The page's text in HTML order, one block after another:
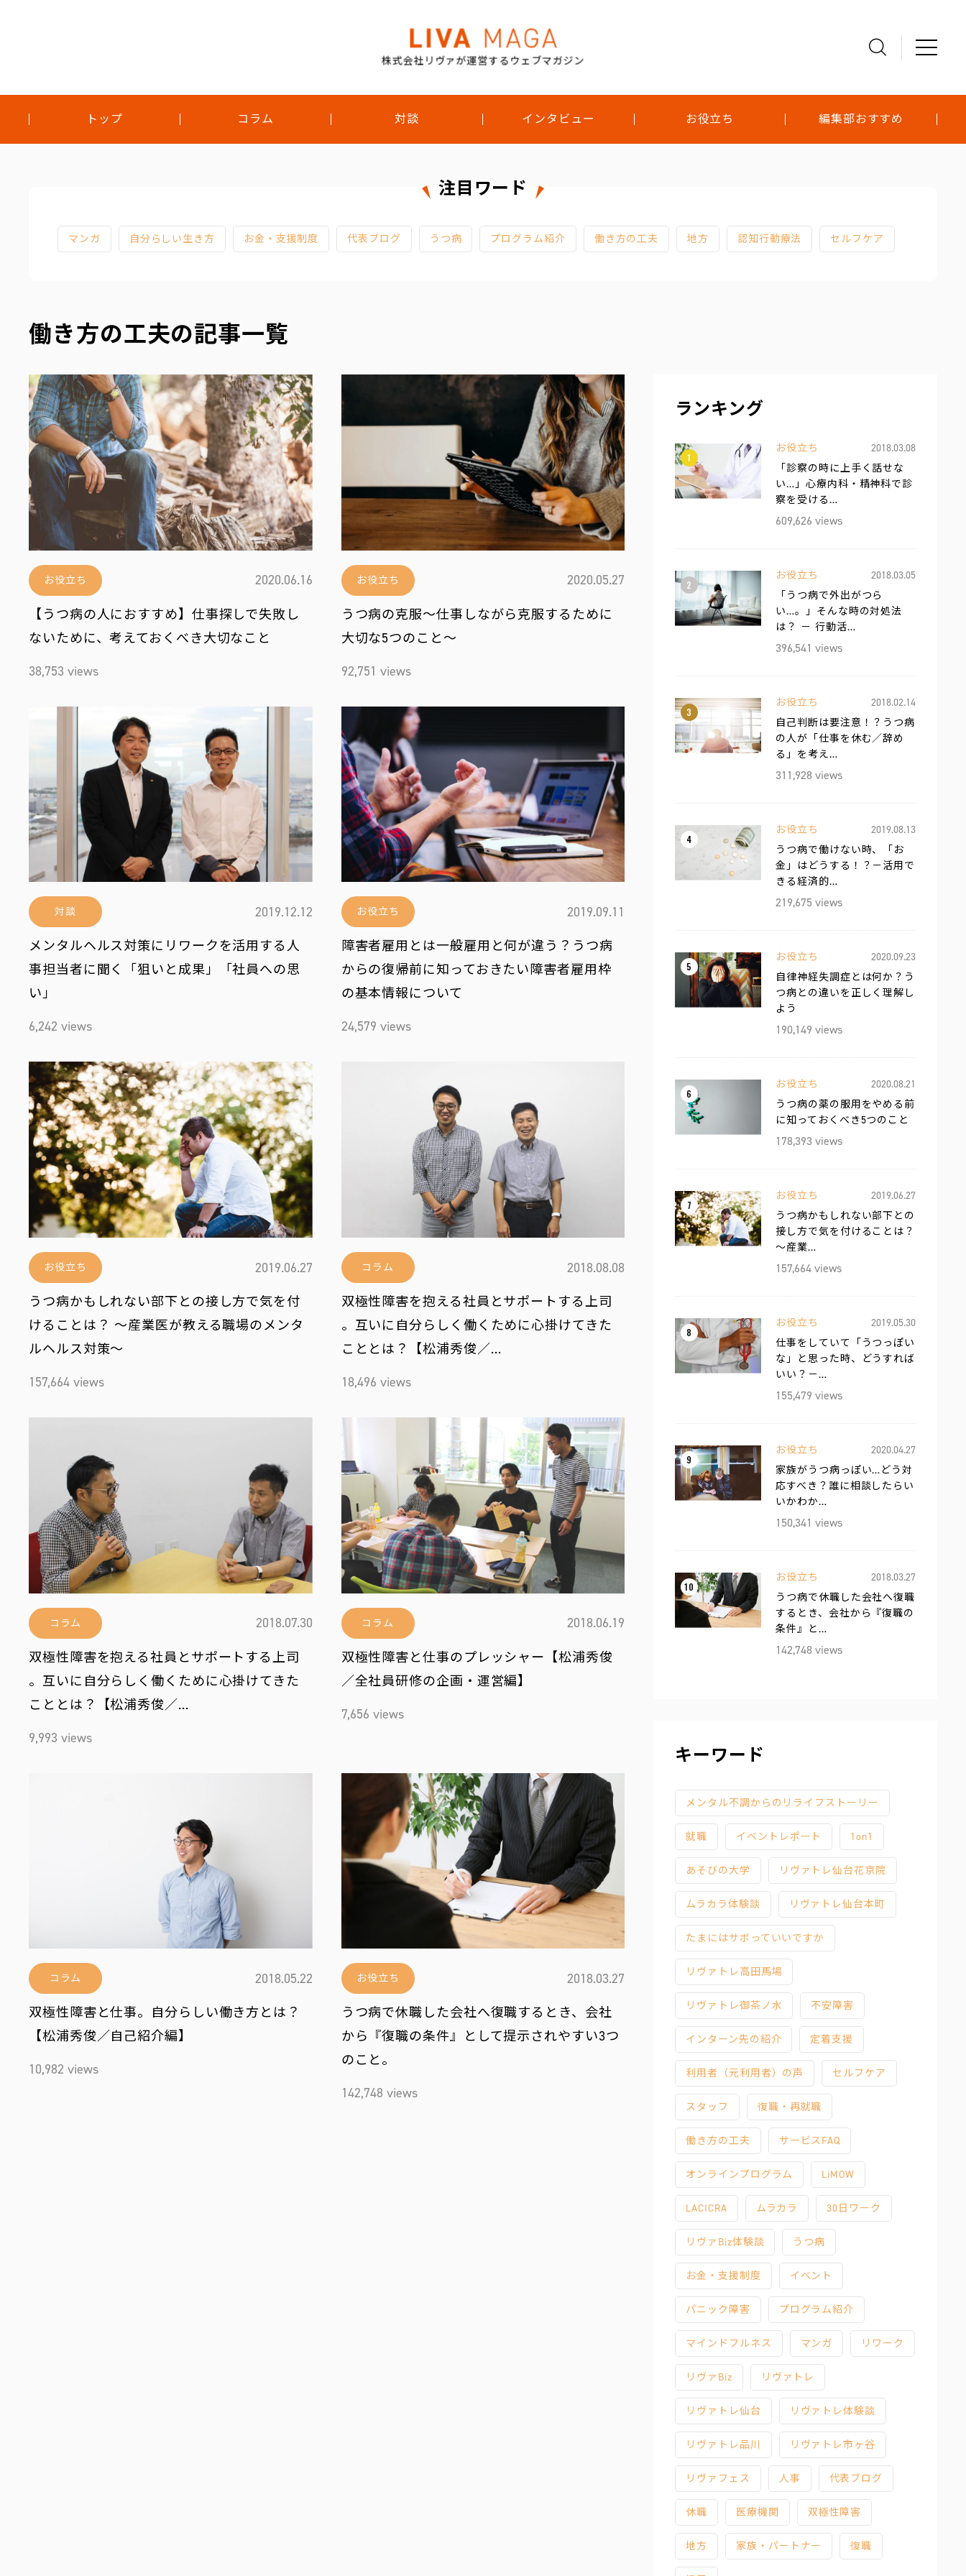
株式会社リヴァが運営するウェブマガジン
トップ コラム 対談 インタビュー お役立ち 編集部おすすめ
インタビュー
お役立ち
編集部おすすめ
最新情報を配信中！
お問い合わせ 運営会社
注目ワード
マンガ 自分らしい生き方 お金・支援制度 代表ブログ うつ病 プログラム紹介 働き方の工夫 地方 認知行動療法 セルフケア
働き方の工夫の記事一覧
お役立ち
2020.06.16
【うつ病の人におすすめ】仕事探しで失敗し
ないために、考えておくべき大切なこと
38,753 views
お役立ち
2020.05.27
うつ病の克服～仕事しながら克服するために
大切な5つのこと～
92,751 views
対談
2019.12.12
メンタルヘルス対策にリワークを活用する人
事担当者に聞く「狙いと成果」「社員への思
い」
6,242 views
お役立ち
2019.09.11
障害者雇用とは一般雇用と何が違う？うつ病
からの復帰前に知っておきたい障害者雇用枠
の基本情報について
24,579 views
お役立ち
2019.06.27
うつ病かもしれない部下との接し方で気を付
けることは？ 〜産業医が教える職場のメンタ
ルヘルス対策〜
157,664 views
コラム
2018.08.08
双極性障害を抱える社員とサポートする上司
。互いに自分らしく働くために心掛けてきた
こととは？【松浦秀俊／…
18,496 views
コラム
2018.07.30
双極性障害を抱える社員とサポートする上司
。互いに自分らしく働くために心掛けてきた
こととは？【松浦秀俊／…
9,993 views
コラム
2018.06.19
双極性障害と仕事のプレッシャー【松浦秀俊
／全社員研修の企画・運営編】
7,656 views
コラム
2018.05.22
双極性障害と仕事。自分らしい働き方とは？
【松浦秀俊／自己紹介編】
10,982 views
お役立ち
2018.03.27
うつ病で休職した会社へ復職するとき、会社
から『復職の条件』として提示されやすい3つ
のこと。
142,748 views
ランキング
1
お役立ち
2018.03.08
「診察の時に上手く話せな
い…」心療内科・精神科で診
察を受ける…
609,626 views
2
お役立ち
2018.03.05
「うつ病で外出がつら
い…。」そんな時の対処法
は？ － 行動活…
396,541 views
3
お役立ち
2018.02.14
自己判断は要注意！？うつ病
の人が「仕事を休む／辞め
る」を考え…
311,928 views
4
お役立ち
2019.08.13
うつ病で働けない時、「お
金」はどうする！？－活用で
きる経済的…
219,675 views
5
お役立ち
2020.09.23
自律神経失調症とは何か？う
つ病との違いを正しく理解し
よう
190,149 views
6
お役立ち
2020.08.21
うつ病の薬の服用をやめる前
に知っておくべき5つのこと
178,393 views
7
お役立ち
2019.06.27
うつ病かもしれない部下との
接し方で気を付けることは？
〜産業…
157,664 views
8
お役立ち
2019.05.30
仕事をしていて「うつっぽい
な」と思った時、どうすれば
いい？－…
155,479 views
9
お役立ち
2020.04.27
家族がうつ病っぽい…どう対
応すべき？誰に相談したらい
いかわか…
150,341 views
10
お役立ち
2018.03.27
うつ病で休職した会社へ復職
するとき、会社から『復職の
条件』と…
142,748 views
キーワード
メンタル不調からのリライフストーリー
就職 イベントレポート 1on1
あそびの大学 リヴァトレ仙台花京院
ムラカラ体験談 リヴァトレ仙台本町
たまにはサボっていいですか
リヴァトレ高田馬場
リヴァトレ御茶ノ水 不安障害
インターン先の紹介 定着支援
利用者（元利用者）の声 セルフケア
スタッフ 復職・再就職
働き方の工夫 サービスFAQ
オンラインプログラム LiMOW
LACICRA ムラカラ 30日ワーク
リヴァBiz体験談 うつ病
お金・支援制度 イベント
パニック障害 プログラム紹介
マインドフルネス マンガ リワーク
リヴァBiz リヴァトレ
リヴァトレ仙台 リヴァトレ体験談
リヴァトレ品川 リヴァトレ市ヶ谷
リヴァフェス 人事 代表ブログ
休職 医療機関 双極性障害
地方 家族・パートナー 復職